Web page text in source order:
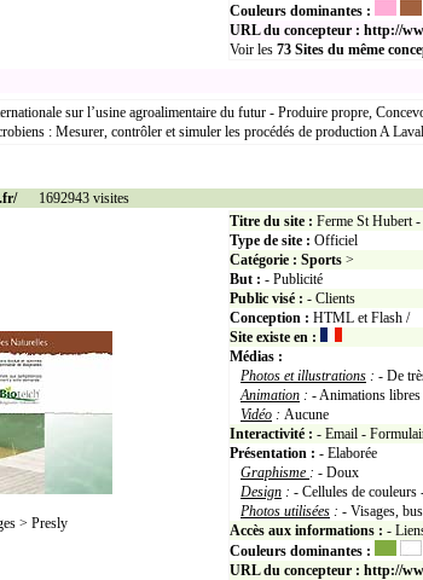
Couleurs dominantes :
URL du concepteur : http://
Voir les 73 Sites du même
sur l’usine agroalimentaire du futur - Produire propre,
: Mesurer, contrôler et simuler les procédés de production A
1692943 visites
> Presly
Titre du site : Ferme St Hubert
Type de site : Officiel
Catégorie : Sports >
But : - Publicité
Public visé : - Clients
Conception : HTML et Flash /
Site existe en :
Médias :
Photos et illustrations : - De
Animation : - Animations
Vidéo : Aucune
Interactivité : - Email -
Présentation : - Elaborée
Graphisme : - Doux
Design : - Cellules de couleurs
Photos utilisées : - Visages,
Accès aux informations : -
Couleurs dominantes :
URL du concepteur : http://